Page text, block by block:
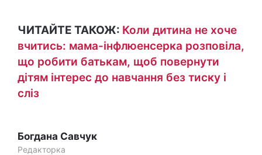
ЧИТАЙТЕ ТАКОЖ: Коли дитина не хоче
вчитись: мама-інфлюенсерка розповіла,
що робити батькам, щоб повернути
дітям інтерес до навчання без тиску і
сліз
Богдана Савчук
Редакторка